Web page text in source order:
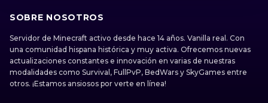
SOBRE NOSOTROS
Servidor de Minecraft activo desde hace 14 años. Vanilla real. Con
una comunidad hispana histórica y muy activa. Ofrecemos nuevas
actualizaciones constantes e innovación en varias de nuestras
modalidades como Survival, FullPvP, BedWars y SkyGames entre
otros. ¡Estamos ansiosos por verte en línea!